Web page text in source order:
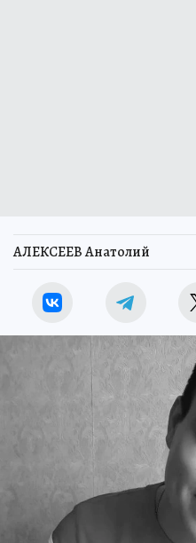
АЛЕКСЕЕВ Анатолий